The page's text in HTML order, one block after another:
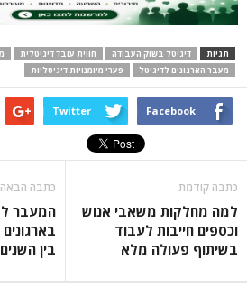
תגיות דיגיטל בשוק העבודה חווית עובד דיגיטלית
מעבר הארגונים לדיגיטל
פערי מיומנויות דיגיטליות
Facebook
Twitter
כתבה קודמת
למה מחלקות משאבי אנוש
וכספים חייבות לעבוד
בשיתוף פעולה מלא
כתבה הבאה
המעבר
בין השנים 2021 ל-2030